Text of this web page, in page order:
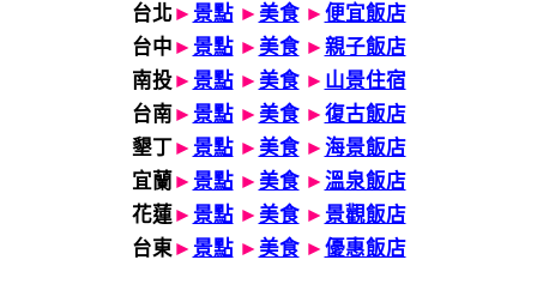
台北 ► 景點 ► 美食► 便宜飯店
台中 ► 景點 ► 美食► 親子飯店
南投► 景點 ► 美食► 山景住宿
台南► 景點 ► 美食► 復古飯店
墾丁► 景點 ► 美食► 海景飯店
宜蘭 ► 景點 ► 美食► 溫泉飯店
花蓮► 景點 ► 美食► 景觀飯店
台東► 景點 ► 美食► 優惠飯店